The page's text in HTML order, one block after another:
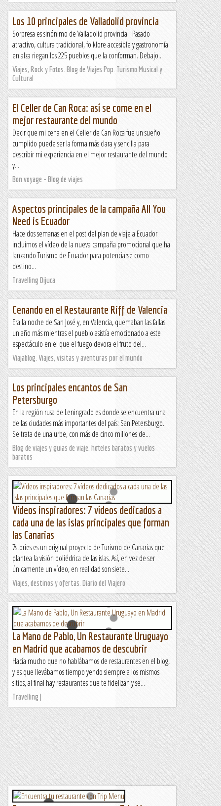
Los 10 principales de Valladolid provincia
Sorpresa es sinónimo de Valladolid provincia. Pasado
atractivo, cultura tradicional, folklore accesible y gastronomía
en alza riegan los 225 pueblos que la conforman. Debajo...
Viajes, Rock y Fotos. Blog de Viajes Pop. Turismo Musical y
Cultural
El Celler de Can Roca: así se come en el
mejor restaurante del mundo
Decir que mi cena en el Celler de Can Roca fue un sueño
cumplido puede ser la forma más clara y sencilla para
describir mi experiencia en el mejor restaurante del mundo
y...
Bon voyage - Blog de viajes
Aspectos principales de la campaña All You
Need is Ecuador
Hace dos semanas en el post del plan de viaje a Ecuador
incluimos el vídeo de la nueva campaña promocional que ha
lanzando Turismo de Ecuador para potenciarse como
destino...
Travelling Dijuca
Cenando en el Restaurante Riff de Valencia
Era la noche de San José y, en Valencia, quemaban las fallas
un año más mientras el pueblo asistía emocionado a este
espectáculo en el que el fuego devora el fruto del...
Viajablog. Viajes, visitas y aventuras por el mundo
Los principales encantos de San
Petersburgo
En la región rusa de Leningrado es donde se encuentra una
de las ciudades más importantes del país: San Petersburgo.
Se trata de una urbe, con más de cinco millones de...
Blog de viajes y guias de viaje. hoteles baratos y vuelos
baratos
Vídeos inspiradores: 7 vídeos dedicados a
cada una de las islas principales que forman
las Canarias
7stories es un original proyecto de Turismo de Canarias que
plantea la visión poliédrica de las islas. Así, en vez de ser
únicamente un vídeo, en realidad son siete...
Viajes, destinos y ofertas. Diario del Viajero
La Mano de Pablo, Un Restaurante Uruguayo
en Madrid que acabamos de descubrir
Hacía mucho que no hablábamos de restaurantes en el blog,
y es que llevábamos tiempo yendo siempre a los mismos
sitios, al final hay restaurantes que te fidelizan y se...
Travelling |